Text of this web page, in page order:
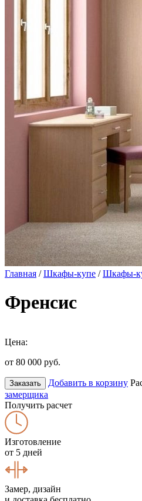
Главная /Шкафы-купе /Шкафы-
Френсис
Цена:
от 80 000 руб.
Заказать Добавить в корзину
замерщика
Получить расчет
Изготовление
от 5 дней
Замер, дизайн